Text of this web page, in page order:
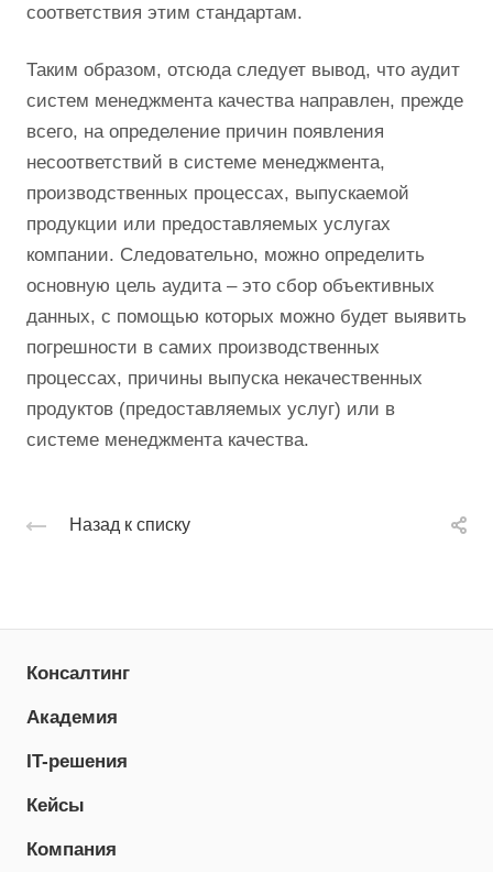
соответствия этим стандартам.
Таким образом, отсюда следует вывод, что аудит
систем менеджмента качества направлен, прежде
всего, на определение причин появления
несоответствий в системе менеджмента,
производственных процессах, выпускаемой
продукции или предоставляемых услугах
компании. Следовательно, можно определить
основную цель аудита – это сбор объективных
данных, с помощью которых можно будет выявить
погрешности в самих производственных
процессах, причины выпуска некачественных
продуктов (предоставляемых услуг) или в
системе менеджмента качества.
Назад к списку
Консалтинг
Академия
IT-решения
Кейсы
Компания